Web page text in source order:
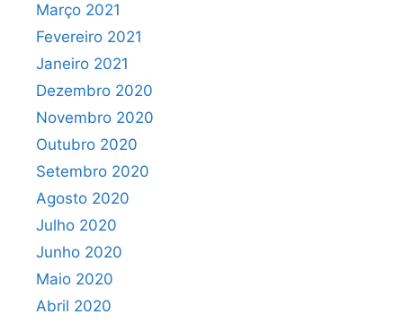
Março 2021
Fevereiro 2021
Janeiro 2021
Dezembro 2020
Novembro 2020
Outubro 2020
Setembro 2020
Agosto 2020
Julho 2020
Junho 2020
Maio 2020
Abril 2020